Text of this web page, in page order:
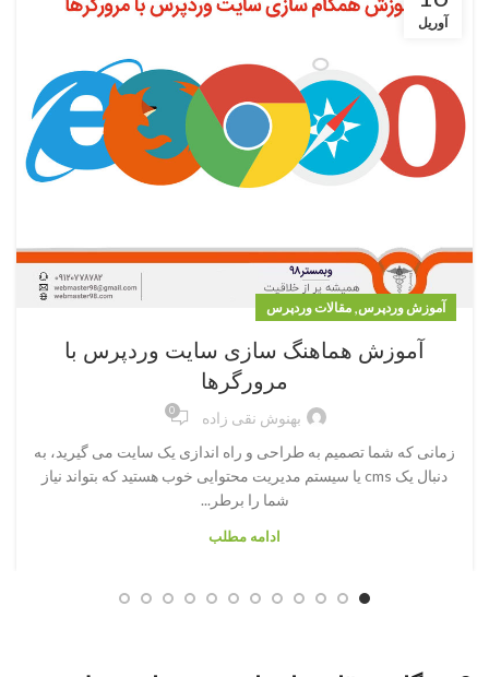
آوریل
آموزش وردپرس, مقالات وردپرس
آموزش هماهنگ سازی سایت وردپرس با
مرورگرها
بهنوش نقی زاده 0
زمانی که شما تصمیم به طراحی و راه اندازی یک سایت می گیرید، به
دنبال یک cms یا سیستم مدیریت محتوایی خوب هستید که بتواند نیاز
شما را برطر...
ادامه مطلب